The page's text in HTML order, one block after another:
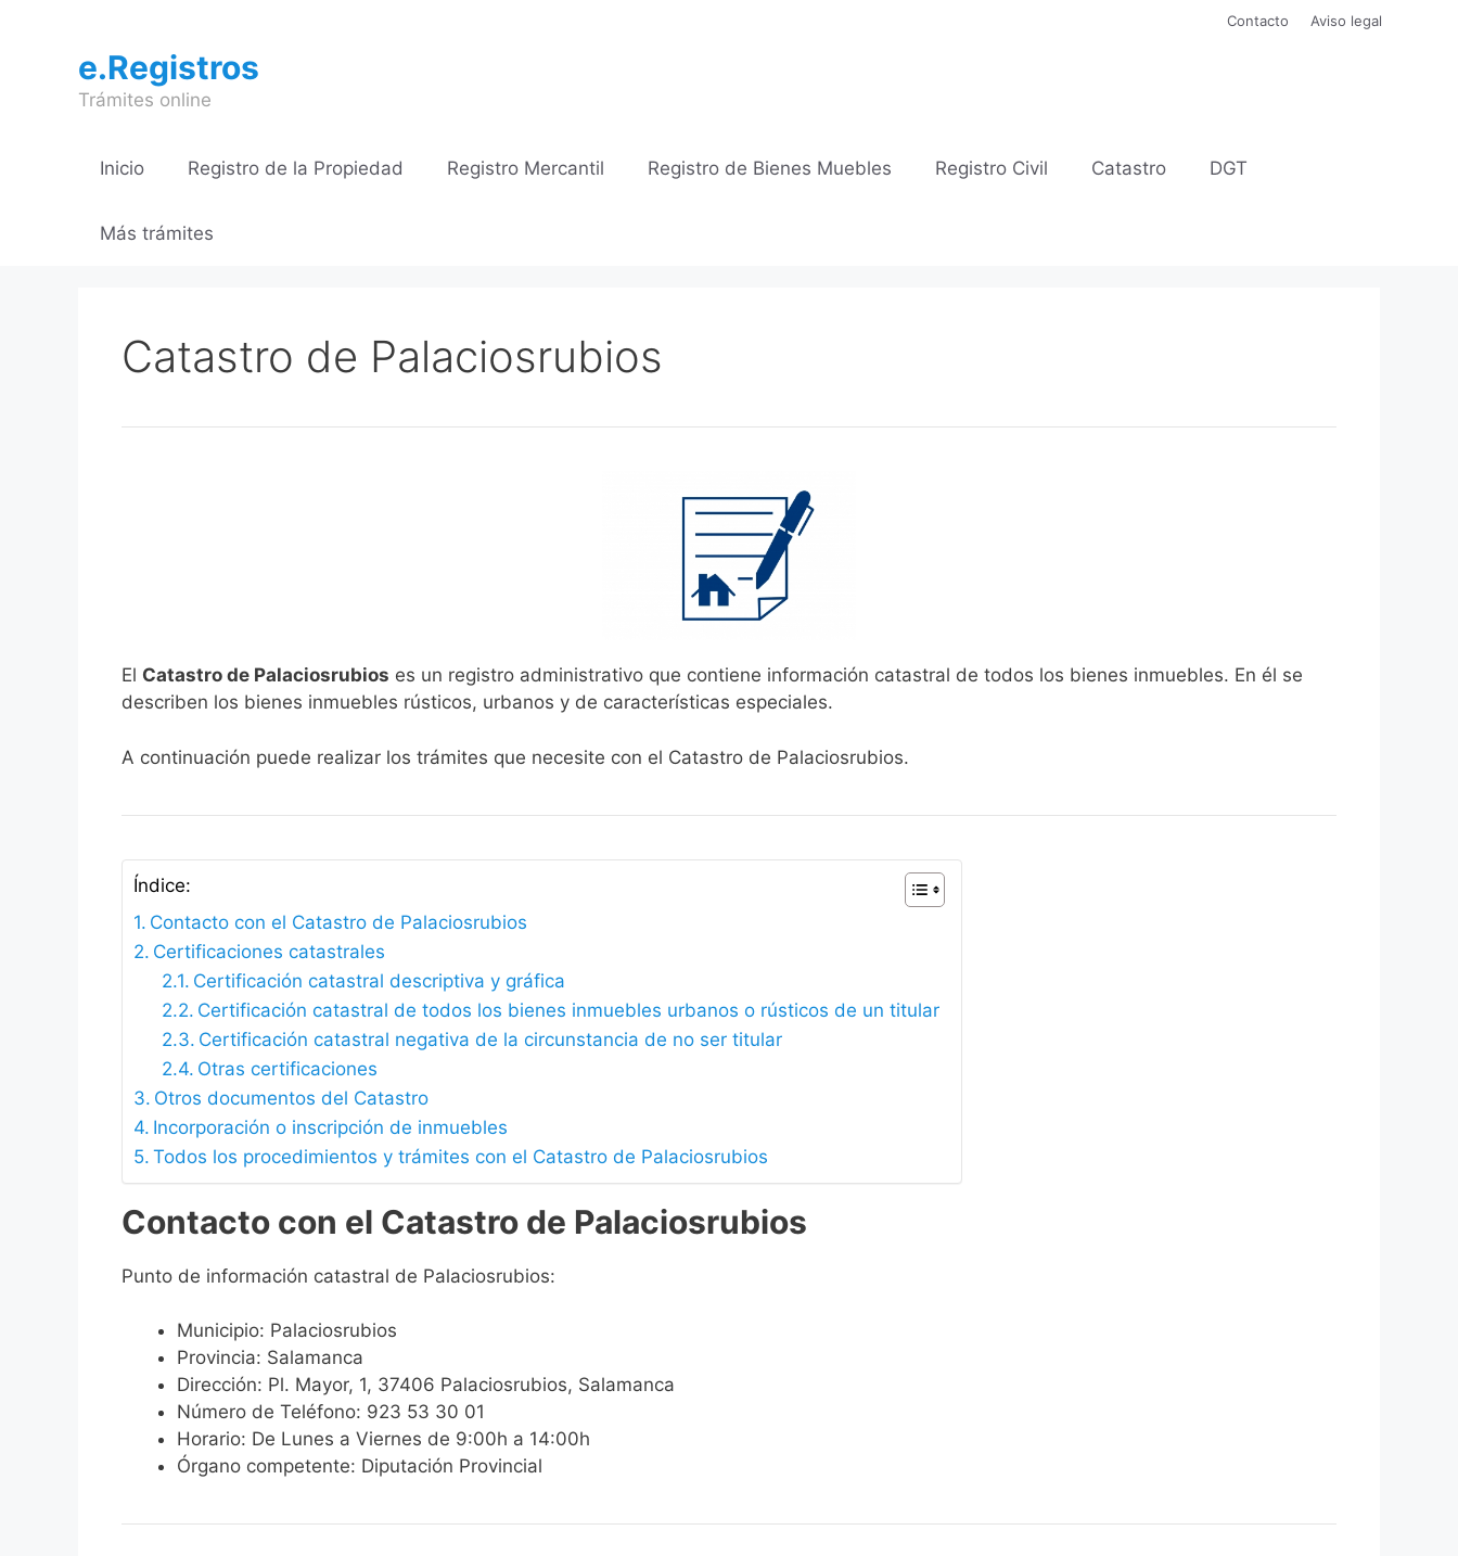
contenido
Contacto Aviso legal
e.Registros
Trámites online
Inicio Registro de la Propiedad Registro Mercantil Registro de Bienes Muebles Registro Civil Catastro DGT
Más trámites
Catastro de Palaciosrubios
El Catastro de Palaciosrubios es un registro administrativo que contiene información catastral de todos los bienes inmuebles. En él se
describen los bienes inmuebles rústicos, urbanos y de características especiales.
A continuación puede realizar los trámites que necesite con el Catastro de Palaciosrubios.
Índice:
Contacto con el Catastro de Palaciosrubios
Certificaciones catastrales
Certificación catastral descriptiva y gráfica
Certificación catastral de todos los bienes inmuebles urbanos o rústicos de un titular
Certificación catastral negativa de la circunstancia de no ser titular
Otras certificaciones
Otros documentos del Catastro
Incorporación o inscripción de inmuebles
Todos los procedimientos y trámites con el Catastro de Palaciosrubios
Contacto con el Catastro de Palaciosrubios
Punto de información catastral de Palaciosrubios:
Municipio: Palaciosrubios
Provincia: Salamanca
Dirección: Pl. Mayor, 1, 37406 Palaciosrubios, Salamanca
Número de Teléfono: 923 53 30 01
Horario: De Lunes a Viernes de 9:00h a 14:00h
Órgano competente: Diputación Provincial